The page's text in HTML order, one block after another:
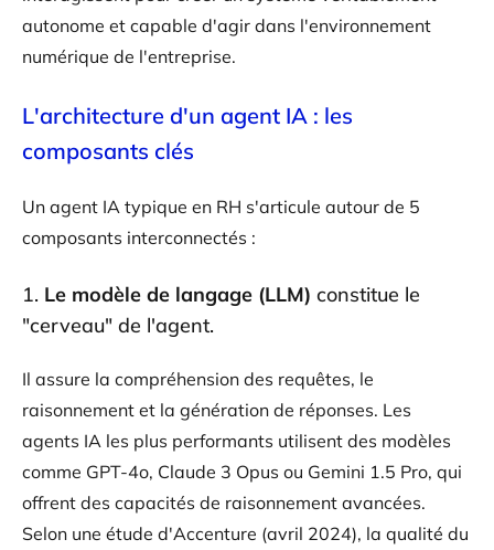
autonome et capable d'agir dans l'environnement
numérique de l'entreprise.
L'architecture d'un agent IA : les
composants clés
Un agent IA typique en RH s'articule autour de 5
composants interconnectés :
1. Le modèle de langage (LLM) constitue le
"cerveau" de l'agent.
Il assure la compréhension des requêtes, le
raisonnement et la génération de réponses. Les
agents IA les plus performants utilisent des modèles
comme GPT-4o, Claude 3 Opus ou Gemini 1.5 Pro, qui
offrent des capacités de raisonnement avancées.
Selon une étude d'Accenture (avril 2024), la qualité du